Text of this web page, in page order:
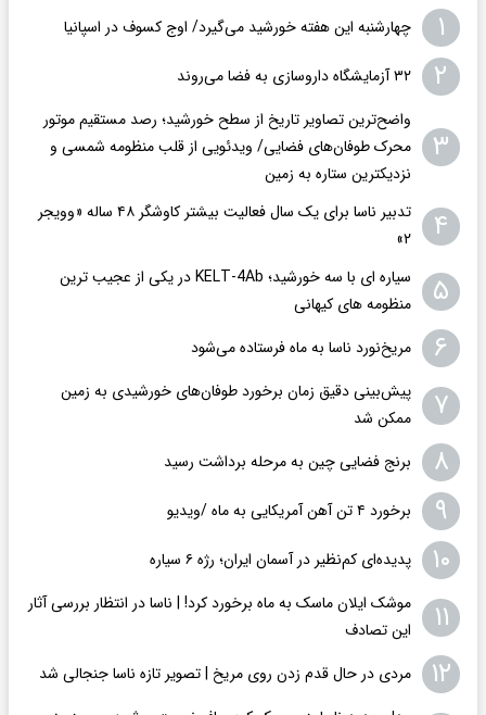
۱ چهارشنبه این هفته خورشید می‌گیرد/ اوج کسوف در اسپانیا
۲ ۳۲ آزمایشگاه داروسازی به فضا می‌روند
۳
واضح‌ترین تصاویر تاریخ از سطح خورشید؛ رصد مستقیم موتور
محرک طوفان‌های فضایی/ ویدئویی از قلب منظومه شمسی و
نزدیکترین ستاره به زمین
۴
تدبیر ناسا برای یک سال فعالیت بیشتر کاوشگر ۴۸ ساله «وویجر
۲»
۵
سیاره ای با سه خورشید؛ KELT-4Ab در یکی از عجیب ترین
منظومه های کیهانی
۶ مریخ‌نورد ناسا به ماه فرستاده می‌شود
۷
پیش‌بینی دقیق زمان برخورد طوفان‌های خورشیدی به زمین
ممکن شد
۸ برنج فضایی چین به مرحله برداشت رسید
۹ برخورد ۴ تن آهن آمریکایی به ماه /ویدیو
۱۰ پدیده‌ای کم‌نظیر در آسمان ایران؛ رژه ۶ سیاره
۱۱
موشک ایلان ماسک به ماه برخورد کرد! | ناسا در انتظار بررسی آثار
این تصادف
۱۲ مردی در حال قدم زدن روی مریخ | تصویر تازه ناسا جنجالی شد